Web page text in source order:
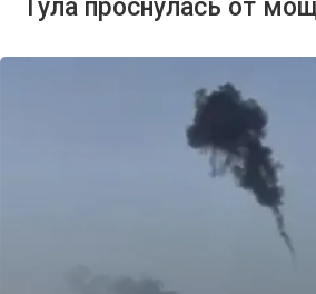
Тула проснулась от